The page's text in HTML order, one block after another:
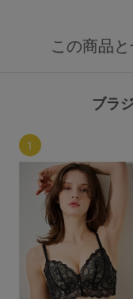
この商品
ブラ
1